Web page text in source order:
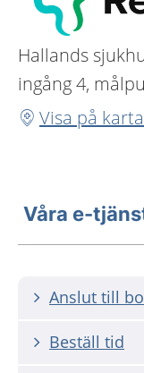
Hallands
ingång 4,
Visa på karta
Våra e-
Anslut till
Beställ tid